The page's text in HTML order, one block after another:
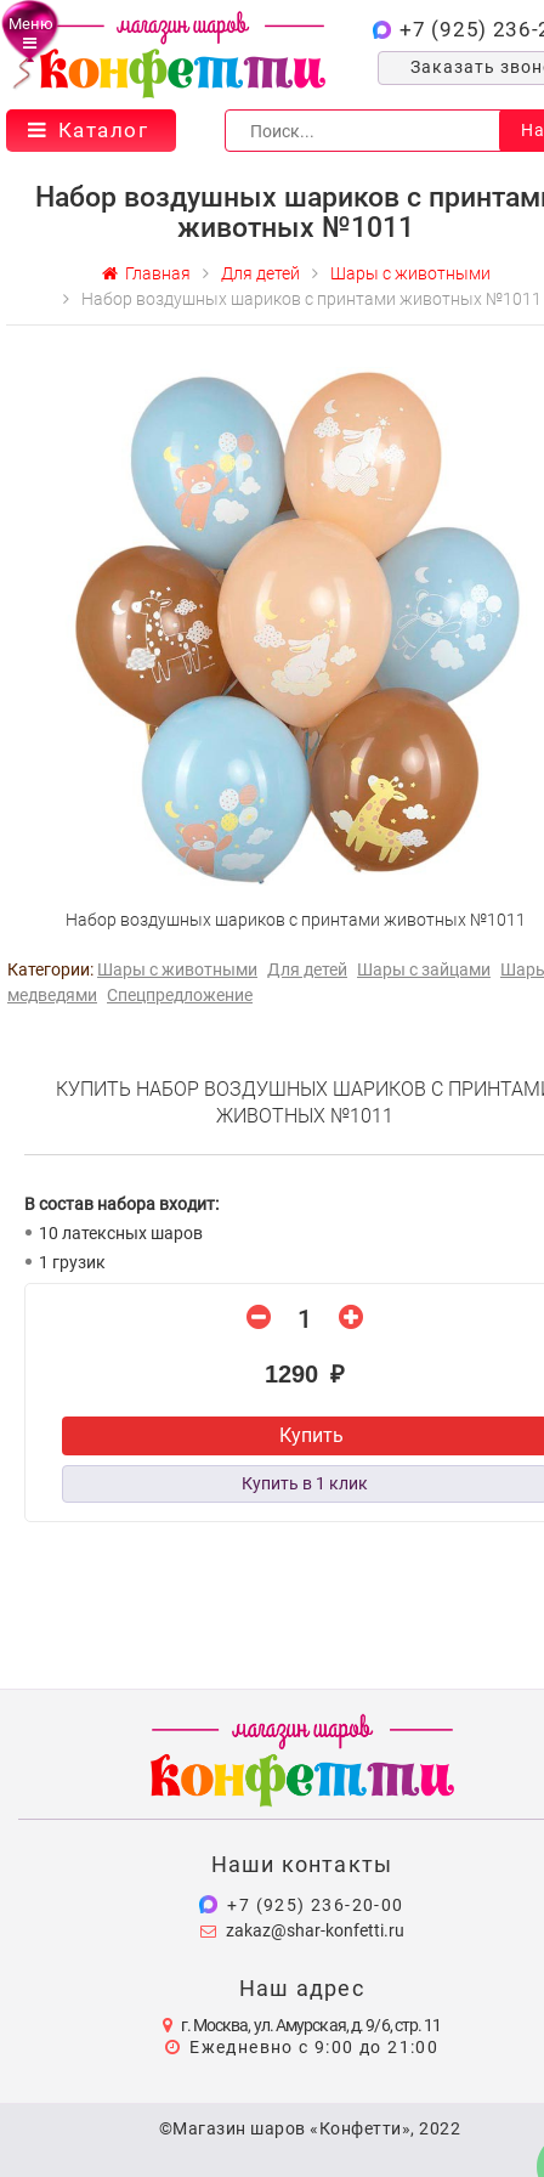
Меню +7 (925) 236-
Заказать
Каталог
Набор воздушных шариков с
животных №1011
Главная Для детей
Шары с животными
Набор воздушных шариков с принтами животных №1011
Набор воздушных шариков с принтами животных №1011
Категории: Шары с животными Для детей Шары с зайцами
медведями
Спецпредложение
КУПИТЬ НАБОР ВОЗДУШНЫХ ШАРИКОВ С
ЖИВОТНЫХ №1011
В состав набора входит:
10 латексных шаров
1 грузик
1290 ₽
Купить
Наши контакты
+7 (925) 236-20-00
zakaz@shar-konfetti.ru
Наш адрес
г. Москва, ул. Амурская, д. 9/6, стр. 11
Ежедневно с 9:00 до 21:00
©Магазин шаров «Конфетти», 2022